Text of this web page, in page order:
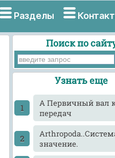
Разделы
Поиск по
Узнать еще
A Первичный вал
передач
значение.